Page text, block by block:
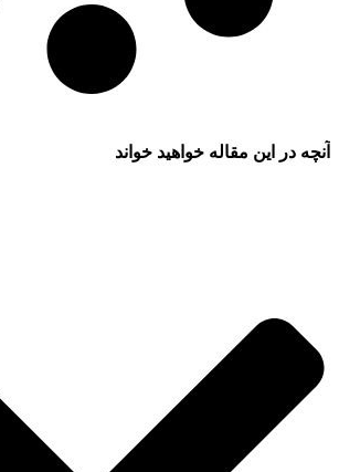
آنچه در این مقاله خواهید خواند